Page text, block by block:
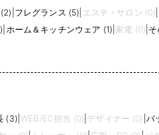
フレグランス (5) エステ・サロン (0)
ホーム＆キッチンウェア (1) 家電 (0) そ
(3) WEB/EC担当 (0) デザイナー (0) バ